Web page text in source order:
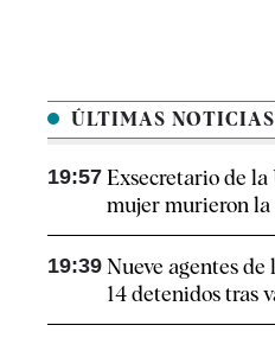
ÚLTIMAS NOTICIAS
19:57 Exsecretario de
mujer murieron la
19:39 Nueve agentes
14 detenidos tras